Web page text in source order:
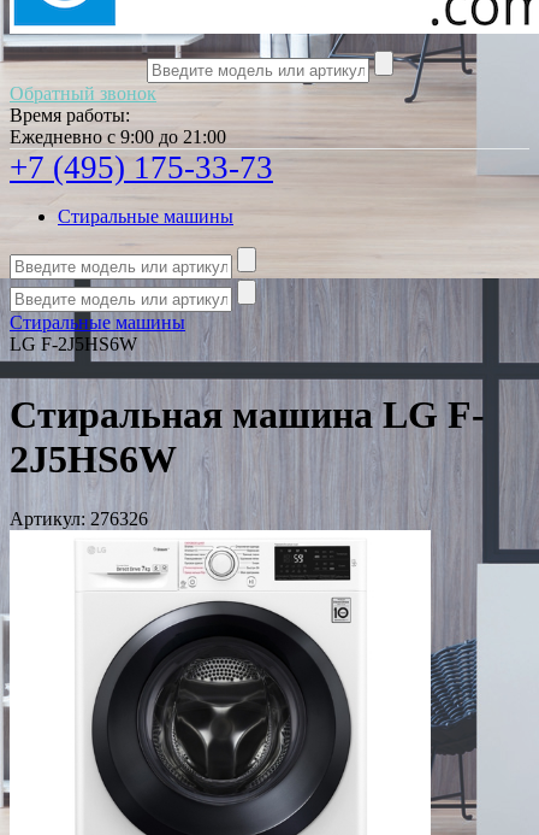
Обратный звонок
Время работы:
Ежедневно с 9:00 до 21:00
+7 (495) 175-33-73
Стиральные машины
Стиральные машины
LG F-2J5HS6W
Стиральная машина LG F-
2J5HS6W
Артикул: 276326